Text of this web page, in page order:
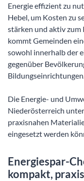
Energie effizient zu
Hebel, um Kosten zu
stärken und aktiv zum
kommt Gemeinden
sowohl innerhalb der
gegenüber
Die Energie- und
Niederösterreich
praxisnahen
eingesetzt werden
Energiespar-
kompakt,